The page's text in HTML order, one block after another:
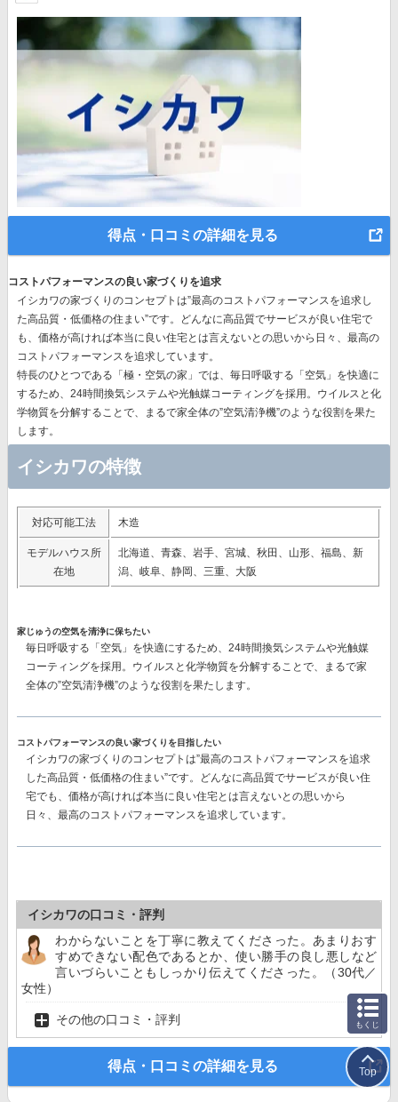
得点・口コミの詳細を見る
コストパフォーマンスの良い家づくりを追求
イシカワの家づくりのコンセプトは”最高のコストパフォーマンスを追求し
た高品質・低価格の住まい”です。どんなに高品質でサービスが良い住宅で
も、価格が高ければ本当に良い住宅とは言えないとの思いから日々、最高の
コストパフォーマンスを追求しています。
特長のひとつである「極・空気の家」では、毎日呼吸する「空気」を快適に
するため、24時間換気システムや光触媒コーティングを採用。ウイルスと化
学物質を分解することで、まるで家全体の”空気清浄機”のような役割を果た
します。
イシカワの特徴
対応可能工法 木造
モデルハウス所
在地
北海道、青森、岩手、宮城、秋田、山形、福島、新
潟、岐阜、静岡、三重、大阪
家じゅうの空気を清浄に保ちたい
毎日呼吸する「空気」を快適にするため、24時間換気システムや光触媒
コーティングを採用。ウイルスと化学物質を分解することで、まるで家
全体の”空気清浄機”のような役割を果たします。
コストパフォーマンスの良い家づくりを目指したい
イシカワの家づくりのコンセプトは”最高のコストパフォーマンスを追求
した高品質・低価格の住まい”です。どんなに高品質でサービスが良い住
宅でも、価格が高ければ本当に良い住宅とは言えないとの思いから
日々、最高のコストパフォーマンスを追求しています。
イシカワの口コミ・評判
わからないことを丁寧に教えてくださった。あまりおす
すめできない配色であるとか、使い勝手の良し悪しなど
言いづらいこともしっかり伝えてくださった。（30代／
女性）
その他の口コミ・評判
得点・口コミの詳細を見る
もくじ
Top